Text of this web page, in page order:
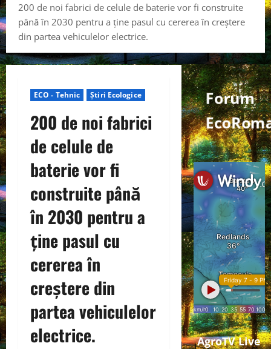
200 de noi fabrici de celule de baterie vor fi construite
până în 2030 pentru a ține pasul cu cererea în creștere
din partea vehiculelor electrice.
ECO - Tehnic Știri Ecologice
200 de noi fabrici
de celule de
baterie vor fi
construite până
în 2030 pentru a
ține pasul cu
cererea în
creștere din
partea vehiculelor
electrice.
Forum
AgroTV Live